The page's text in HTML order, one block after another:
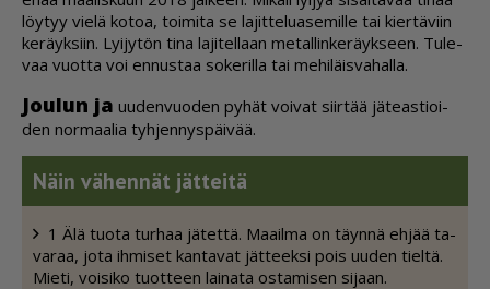
löy­tyy vie­lä ko­toa, toi­mi­ta se la­jit­te­lu­a­se­mil­le tai kier­tä­viin
ke­räyk­siin. Lyi­jy­tön tina la­ji­tel­laan me­tal­lin­ke­räyk­seen. Tu­le­
vaa vuot­ta voi en­nus­taa so­ke­ril­la tai me­hi­läis­va­hal­la.
Jou­lun ja uu­den­vuo­den py­hät voi­vat siir­tää jä­te­as­ti­oi­
den nor­maa­lia tyh­jen­nys­päi­vää.
Näin vä­hen­nät jät­tei­tä
1 Älä tuo­ta tur­haa jä­tet­tä. Maa­il­ma on täyn­nä eh­jää ta­
va­raa, jota ih­mi­set kan­ta­vat jät­teek­si pois uu­den tiel­tä.
Mie­ti, voi­si­ko tuot­teen lai­na­ta os­ta­mi­sen si­jaan.